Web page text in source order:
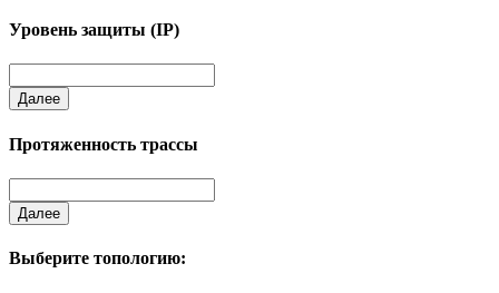
Уровень защиты (IP)
Далее
Протяженность трассы
Далее
Выберите топологию: